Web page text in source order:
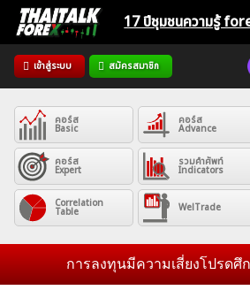
Skip
content
17 ปีชุมชนความรู้
เข้าสู่ระบบ สมัครสมาชิก
Home
News
Articles
VPS Register
คอร์ส
Basic
คอร์ส
Advance
คอร์ส
Expert
รวมคำศัพท์
Indicators
Correlation
Table WelTrade
การลงทุนมีความเสี่ยงโปรดศึกษ